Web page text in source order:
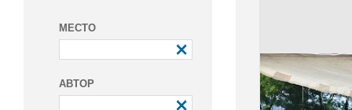
МЕСТО
АВТОР